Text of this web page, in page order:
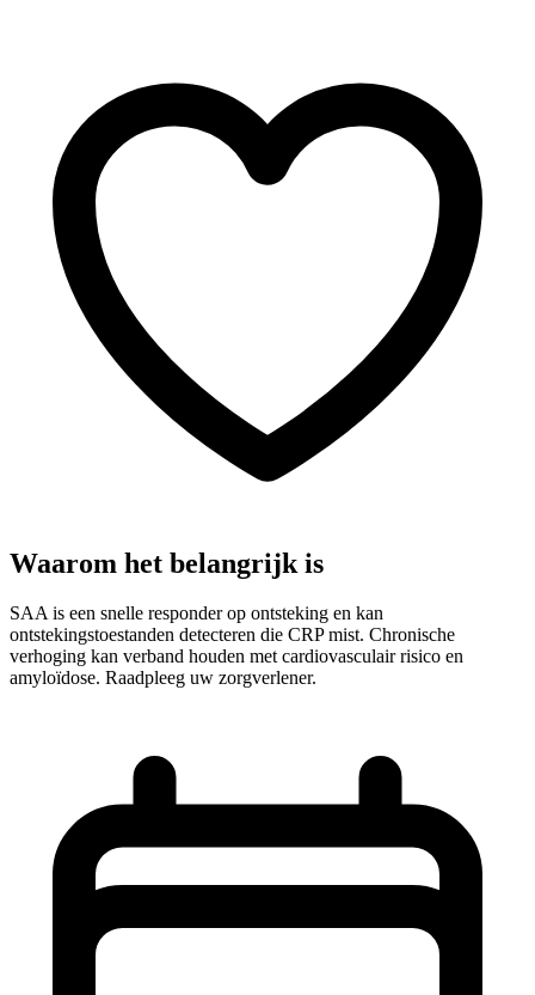
Waarom het belangrijk is
SAA is een snelle responder op ontsteking en kan
ontstekingstoestanden detecteren die CRP mist. Chronische
verhoging kan verband houden met cardiovasculair risico en
amyloïdose. Raadpleeg uw zorgverlener.